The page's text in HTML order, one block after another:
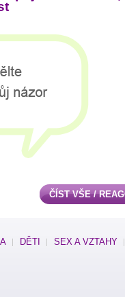
ČÍST VŠE /
DĚTI SEX A VZTAHY